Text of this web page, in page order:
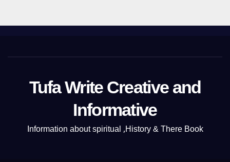
Tufa Write Creative and
Informative
Information about spiritual ,History & There Book